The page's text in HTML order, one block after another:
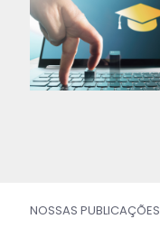
NOSSAS PUBLICAÇÕES